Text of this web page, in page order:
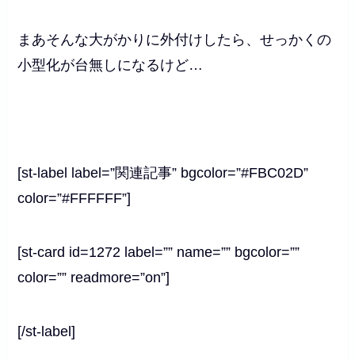
まあそんな大がかりに外付けしたら、せっかくの
小型化が台無しになるけど…
[st-label label=”関連記事” bgcolor=”#FBC02D”
color=”#FFFFFF”]
[st-card id=1272 label=”” name=”” bgcolor=””
color=”” readmore=”on”]
[/st-label]